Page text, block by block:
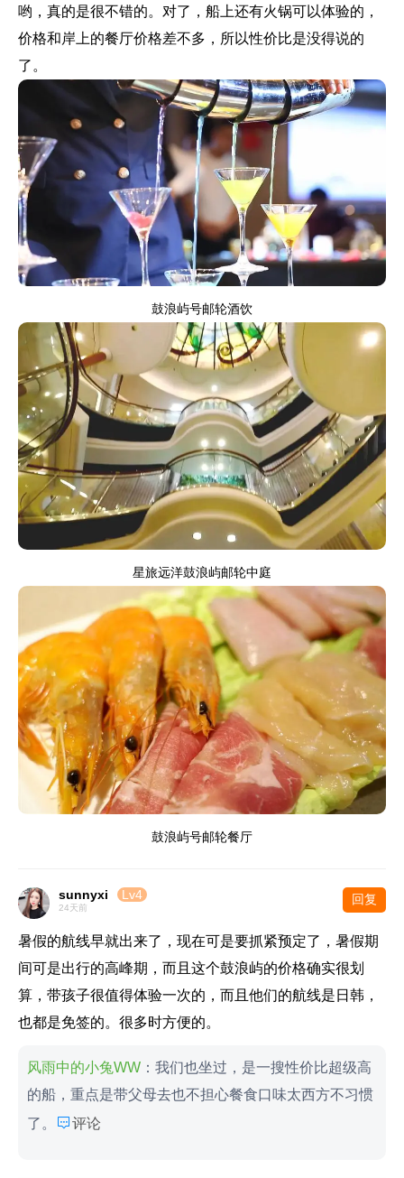
哟，真的是很不错的。对了，船上还有火锅可以体验的，
价格和岸上的餐厅价格差不多，所以性价比是没得说的
了。
鼓浪屿号邮轮酒饮
星旅远洋鼓浪屿邮轮中庭
鼓浪屿号邮轮餐厅
sunnyxi Lv4
24天前
回复
暑假的航线早就出来了，现在可是要抓紧预定了，暑假期
间可是出行的高峰期，而且这个鼓浪屿的价格确实很划
算，带孩子很值得体验一次的，而且他们的航线是日韩，
也都是免签的。很多时方便的。
风雨中的小兔WW ：我们也坐过，是一搜性价比超级高
的船，重点是带父母去也不担心餐食口味太西方不习惯
了。
评论